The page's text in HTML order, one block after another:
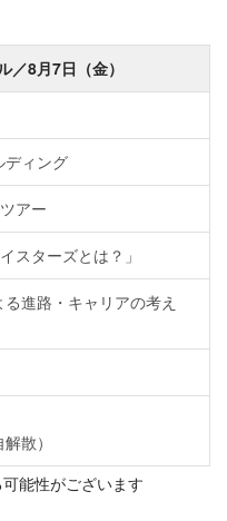
／8月7日（金）
ディング
アー
スターズとは？」
進路・キャリアの考え
散）
能性がございます